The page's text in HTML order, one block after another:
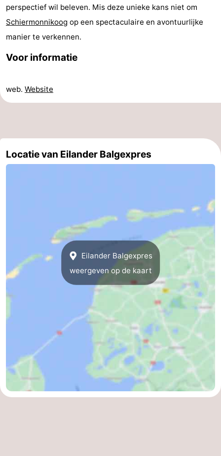
Fietsen
-
Wandelen
-
drinken
Nationaal
Praktisch
Forum
Waddenhoppen
Reisboekenwinkel
Nieuws
Medische
adressen
Regio
Leeuwarden
Waddeneilanden
perspectief wil beleven. Mis deze unieke kans niet om
Schiermonnikoog op een spectaculaire en avontuurlijke
manier te verkennen.
Voor informatie
web. Website
Locatie van Eilander Balgexpres
Eilander Balgexpres
weergeven op de kaart